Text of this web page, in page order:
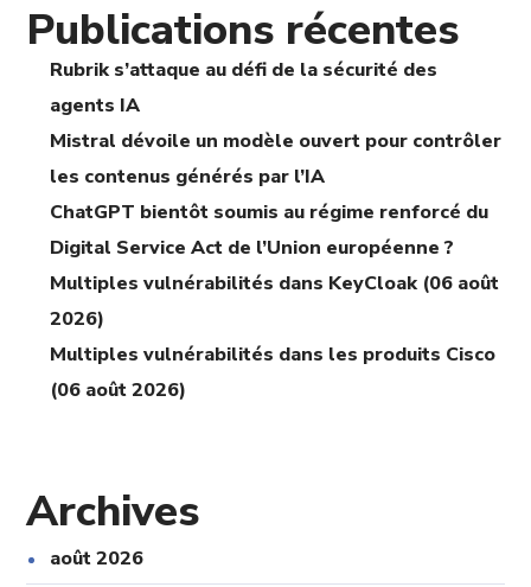
Publications récentes
Rubrik s’attaque au défi de la sécurité des
agents IA
Mistral dévoile un modèle ouvert pour contrôler
les contenus générés par l’IA
ChatGPT bientôt soumis au régime renforcé du
Digital Service Act de l’Union européenne ?
Multiples vulnérabilités dans KeyCloak (06 août
2026)
Multiples vulnérabilités dans les produits Cisco
(06 août 2026)
Archives
août 2026